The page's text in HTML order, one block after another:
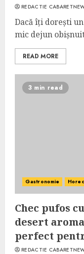
REDACTIE
Dacă îți dorești
mic dejun
READ MORE
3 min read
Gastronomie
Chec pufos
desert
perfect
REDACTIE